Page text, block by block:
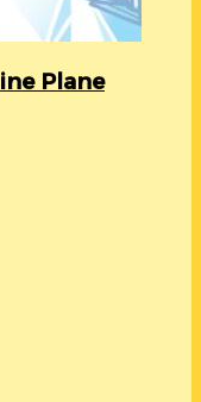
Plane